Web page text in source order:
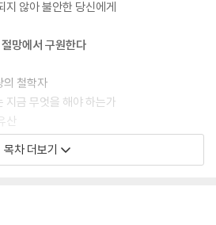
지 않아 불안한 당신에게
망에서 구원한다
의 철학자
지금 무엇을 해야 하는가
산
목차 더보기